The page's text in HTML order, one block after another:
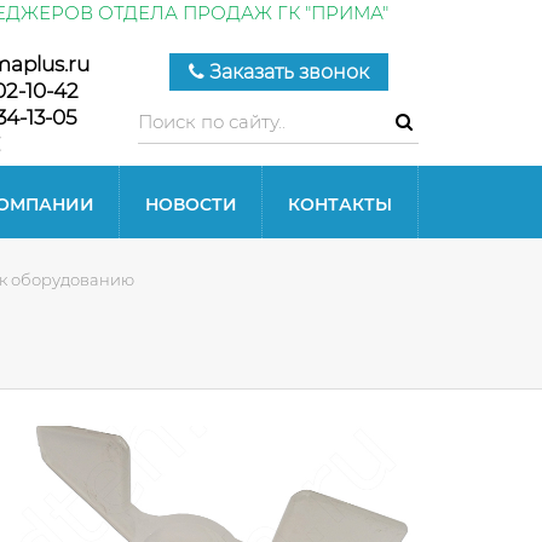
ОТДЕЛА ПРОДАЖ ГК "ПРИМА"
10-42
13-05
Заказать звонок
НОВОСТИ КОНТАКТЫ
оборудованию